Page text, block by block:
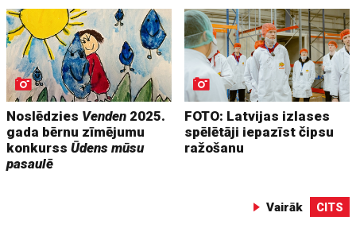
Noslēdzies Venden 2025.
gada bērnu zīmējumu
konkurssŪdens mūsu
pasaulē
FOTO: Latvijas izlases
spēlētāji iepazīst čipsu
ražošanu
Vairāk CITS